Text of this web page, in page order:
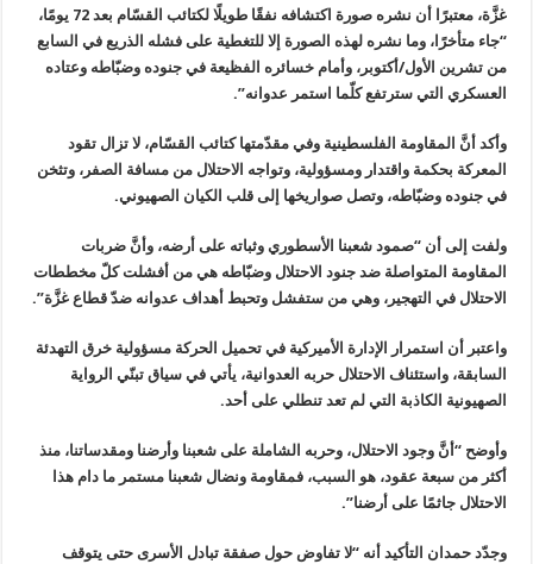
غزَّة، معتبرًا أن نشره صورة اكتشافه نفقًا طويلًا لكتائب القسّام بعد 72 يومًا،
“جاء متأخرًا، وما نشره لهذه الصورة إلا للتغطية على فشله الذريع في السابع
من تشرين الأول/أكتوبر، وأمام خسائره الفظيعة في جنوده وضبّاطه وعتاده
العسكري التي سترتفع كلّما استمر عدوانه”.
وأكد أنَّ المقاومة الفلسطينية وفي مقدّمتها كتائب القسّام، لا تزال تقود
المعركة بحكمة واقتدار ومسؤولية، وتواجه الاحتلال من مسافة الصفر، وتثخن
في جنوده وضبّاطه، وتصل صواريخها إلى قلب الكيان الصهيوني.
ولفت إلى أن “صمود شعبنا الأسطوري وثباته على أرضه، وأنَّ ضربات
المقاومة المتواصلة ضد جنود الاحتلال وضبّاطه هي من أفشلت كلّ مخططات
الاحتلال في التهجير، وهي من ستفشل وتحبط أهداف عدوانه ضدّ قطاع غزَّة”.
واعتبر أن استمرار الإدارة الأميركية في تحميل الحركة مسؤولية خرق التهدئة
السابقة، واستئناف الاحتلال حربه العدوانية، يأتي في سياق تبنّي الرواية
الصهيونية الكاذبة التي لم تعد تنطلي على أحد.
وأوضح “أنَّ وجود الاحتلال، وحربه الشاملة على شعبنا وأرضنا ومقدساتنا، منذ
أكثر من سبعة عقود، هو السبب، فمقاومة ونضال شعبنا مستمر ما دام هذا
الاحتلال جاثمًا على أرضنا”.
وجدّد حمدان التأكيد أنه “لا تفاوض حول صفقة تبادل الأسرى حتى يتوقف